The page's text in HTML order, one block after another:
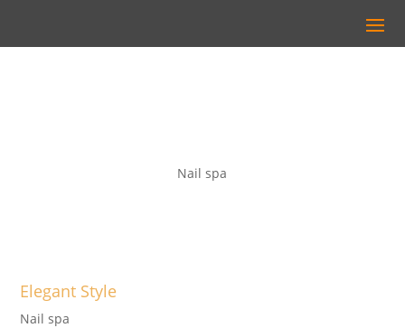
Nail spa
Elegant Style
Nail spa